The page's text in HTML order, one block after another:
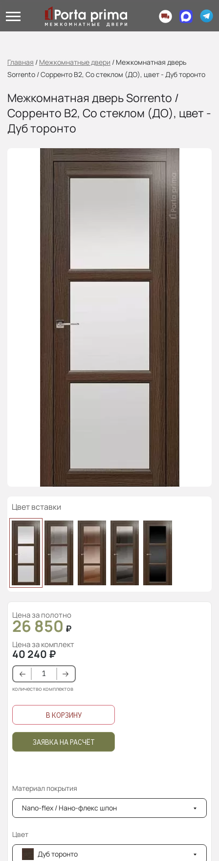
Главная / Межкомнатные двери / Межкомнатная дверь
Sorrento / Сорренто В2, Со стеклом (ДО), цвет - Дуб торонто
Межкомнатная дверь Sorrento /
Сорренто В2, Со стеклом (ДО), цвет -
Дуб торонто
Цвет вставки
Цена за полотно
26 850 ₽
Цена за комплект
40 240 ₽
количество комплектов
В КОРЗИНУ
ЗАЯВКА НА РАСЧЁТ
Материал покрытия
Nano-flex / Нано-флекс шпон
Цвет
Дуб торонто